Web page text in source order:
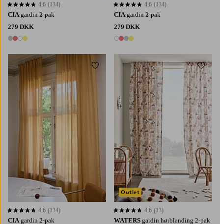
CIA gardin 2-pak
279 DKK
4 farver
4,6 baseret på 134 bedømmelser
4,6 (134)
CIA gardin 2-pak
279 DKK
4 farver
4,6 baseret på 134 bedømmelser
4,6 (134)
CIA gardin 2-pak
4,6 baseret på 134 bedømmelser
4,6 (134)
Tilføj til favoritter
WATERS gardin hørblanding 2-pak
4,6 baseret på 13 bedømmelser
4,6 (13)
Outlet
Tilføj
220250300